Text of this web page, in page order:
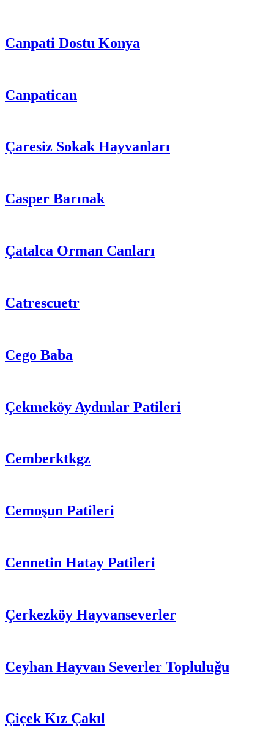
Canpati Dostu Konya
Canpatican
Çaresiz Sokak Hayvanları
Casper Barınak
Çatalca Orman Canları
Catrescuetr
Cego Baba
Çekmeköy Aydınlar Patileri
Cemberktkgz
Cemoşun Patileri
Cennetin Hatay Patileri
Çerkezköy Hayvanseverler
Ceyhan Hayvan Severler Topluluğu
Çiçek Kız Çakıl